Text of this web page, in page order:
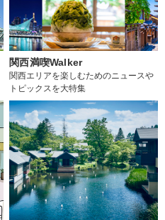
関西満喫Walker
関西エリアを楽しむためのニュースや
トピックスを大特集